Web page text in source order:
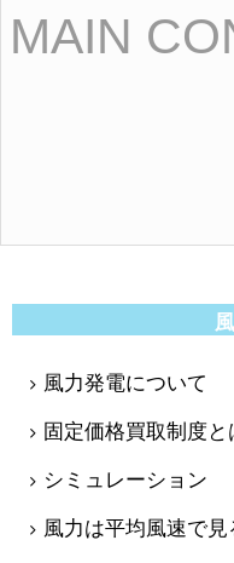
MAIN
風力発電について
固定価格買取制度と
シミュレーション
風力は平均風速で見